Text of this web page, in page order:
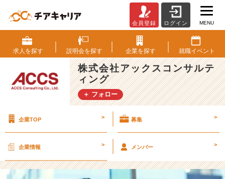
5
卒】
A
C
C
S
社
介
【株
会員登録 ログイン MENU
求人を探す 説明会を探す 企業を探す 就職イベント
株式会社アックスコンサルテ
ィング
＋ フォロー
企業TOP > 募集 >
企業情報 > メンバー >